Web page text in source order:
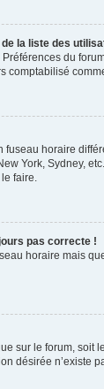
la liste des
du
comptabilisé
fuseau horaire
York, Sydney,
faire.
pas correcte !
horaire mais
sur le forum, soit
désirée n’existe